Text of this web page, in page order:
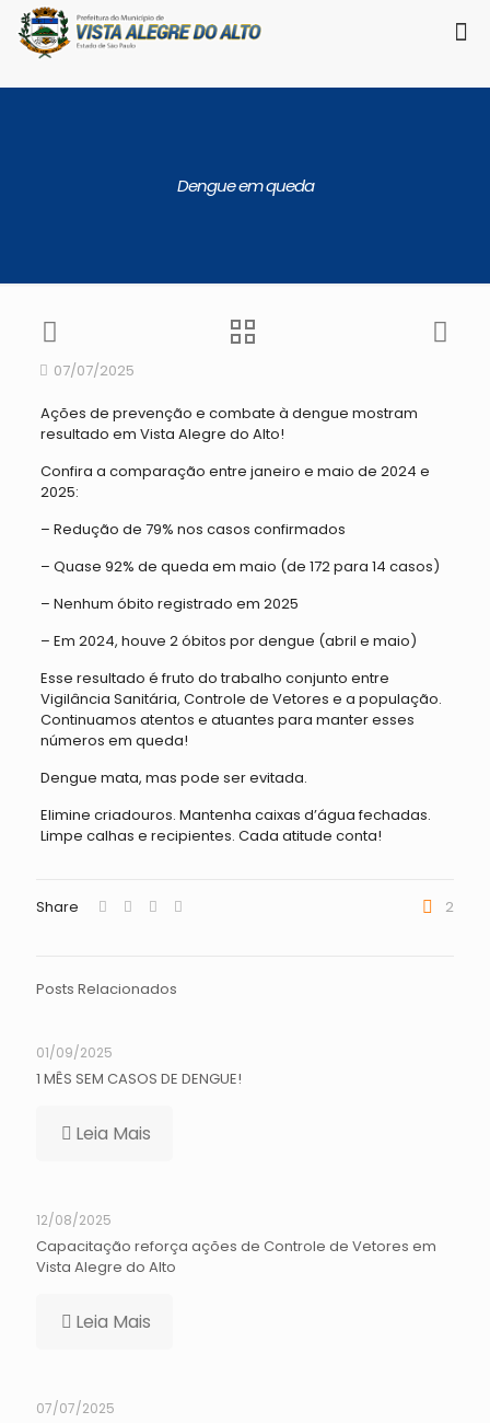
Dengue em queda
07/07/2025
Ações de prevenção e combate à dengue mostram
resultado em Vista Alegre do Alto!
Confira a comparação entre janeiro e maio de 2024 e
2025:
– Redução de 79% nos casos confirmados
– Quase 92% de queda em maio (de 172 para 14 casos)
– Nenhum óbito registrado em 2025
– Em 2024, houve 2 óbitos por dengue (abril e maio)
Esse resultado é fruto do trabalho conjunto entre
Vigilância Sanitária, Controle de Vetores e a população.
Continuamos atentos e atuantes para manter esses
números em queda!
Dengue mata, mas pode ser evitada.
Elimine criadouros. Mantenha caixas d’água fechadas.
Limpe calhas e recipientes. Cada atitude conta!
Share 2
Posts Relacionados
01/09/2025
1 MÊS SEM CASOS DE DENGUE!
Leia Mais
12/08/2025
Capacitação reforça ações de Controle de Vetores em
Vista Alegre do Alto
Leia Mais
07/07/2025